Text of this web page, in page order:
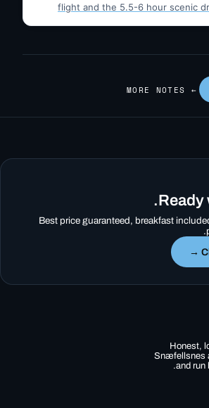
flight and the 5.5-6 hour scenic
← MORE NOTES
Ready
Best price guaranteed, breakfast
Honest,
Snæfellsnes
and run